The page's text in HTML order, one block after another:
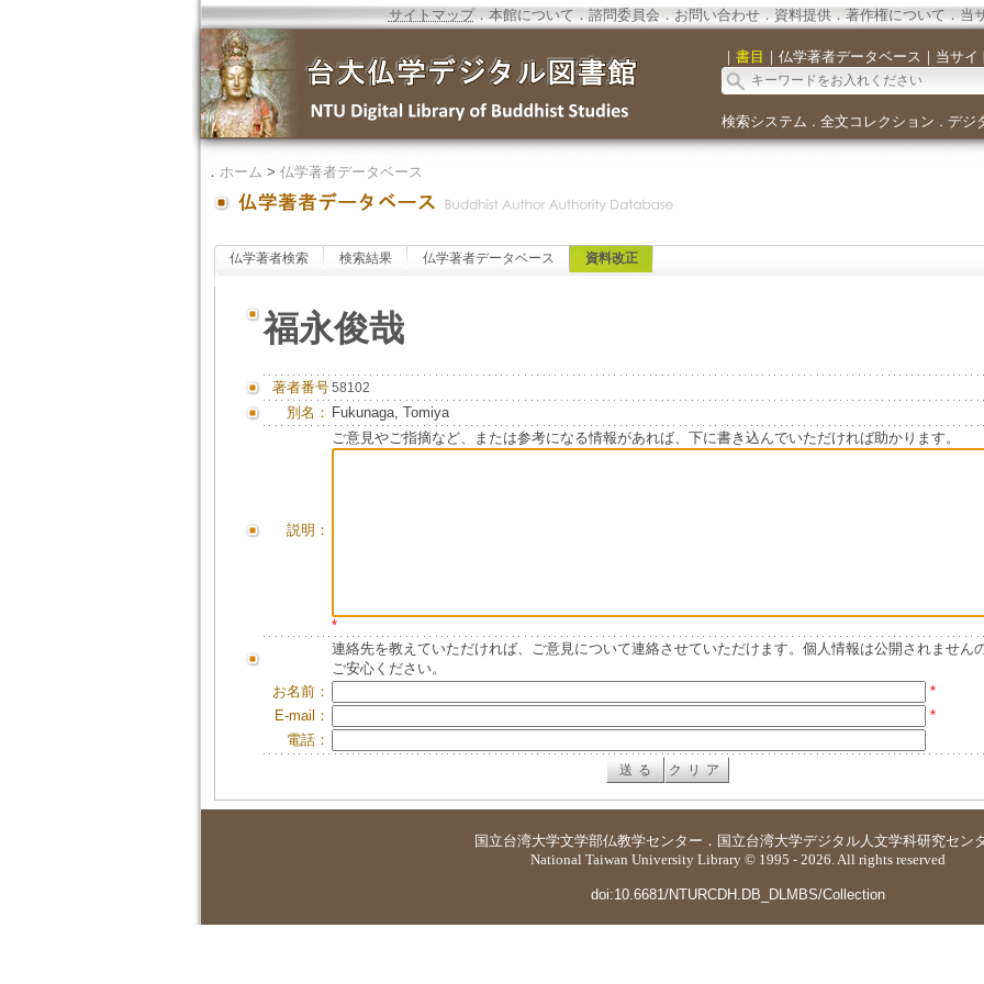
サイトマップ．本館について．諮問委員会． お問い合わせ． 資料提供．著作権について．当
｜ 書目 ｜ 仏学著者データベース ｜ 当サイ
検索システム ． 全文コレクション ． デジ
． ホーム > 仏学著者データベース
仏学著者検索 検索結果 仏学著者データベース 資料改正
福永俊哉
著者番号58102
別名： Fukunaga, Tomiya
説明：
ご意見やご指摘など、または参考になる情報があれば、下に書き込んでいただければ助かります。
*
連絡先を教えていただければ、ご意見について連絡させていただけます。個人情報は公開されません
ご安心ください。
お名前：
*
E-mail：
*
電話：
国立台湾大学文学部仏教学センター ． 国立台湾大学デジタル人文学科研究セン
National Taiwan University Library © 1995 - 2026. All rights reserved
doi:10.6681/NTURCDH.DB_DLMBS/Collection